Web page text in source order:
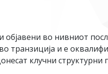
во нивниот
транзиција и е
клучни